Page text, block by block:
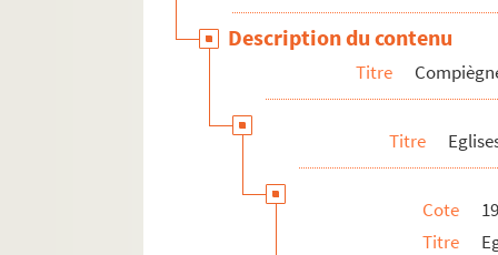
Description du contenu
Titre
Titre
Cote
Titre